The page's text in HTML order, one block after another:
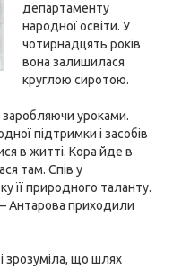
департаменту
народної освіти. У
чотирнадцять років
вона залишилася
круглою сиротою.
заробляючи уроками.
підтримки і засобів
в житті. Кора йде в
там. Спів у
її природного таланту.
Антарова приходили
зрозуміла, що шлях